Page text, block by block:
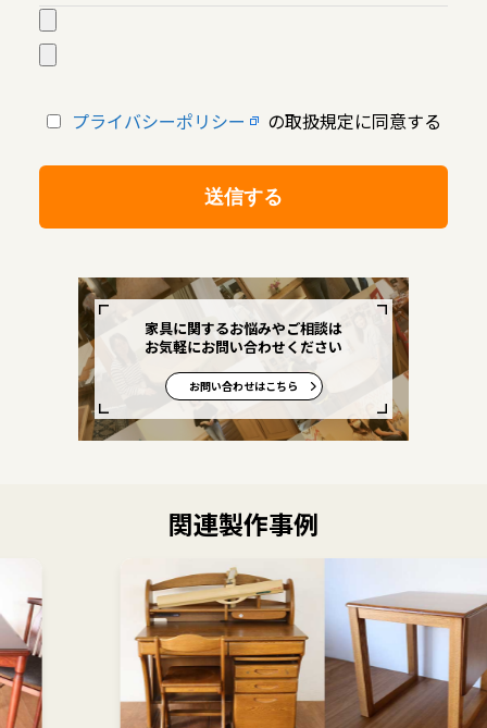
プライバシーポリシー の取扱規定に同意する
家具に関するお悩みやご相談は
お気軽にお問い合わせください
お問い合わせはこちら
関連製作事例